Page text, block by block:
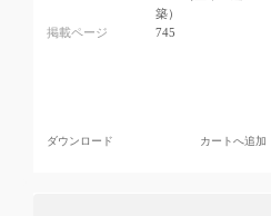
築）
掲載ページ
745
ダウンロード カートへ追加